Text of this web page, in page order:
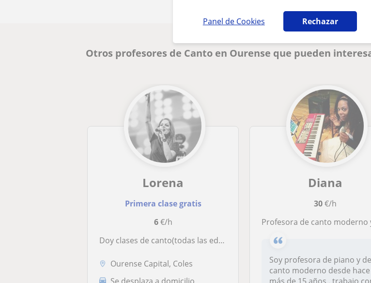
Panel de Cookies Rechazar
Otros profesores de Canto en Ourense que pueden
Lorena
Primera clase gratis
6€/h
Doy clases de canto(todas las edades) y música y movimiento
Ourense Capital, Coles
Se desplaza a domicilio
Diana
30€/h
Profesora de canto moderno y piano para todas las
Soy profesora de piano y de
canto moderno desde hace